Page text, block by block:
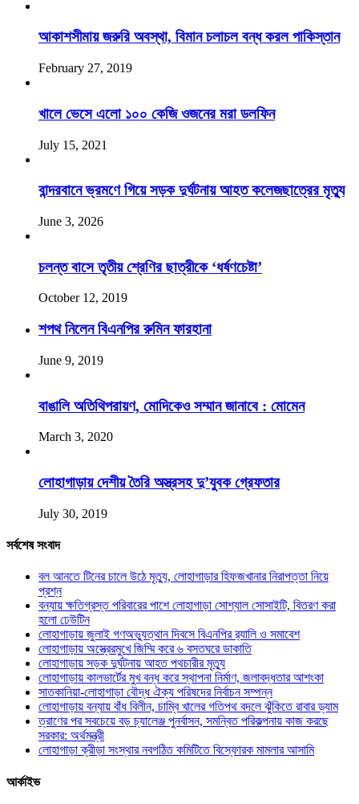
আকাশসীমায় জরুরি অবস্থা, বিমান চলাচল বন্ধ করল পাকিস্তান
February 27, 2019
খালে ভেসে এলো ১০০ কেজি ওজনের মরা ডলফিন
July 15, 2021
বান্দরবানে ভ্রমণে গিয়ে সড়ক দুর্ঘটনায় আহত কলেজছাত্রের মৃত্যু
June 3, 2026
চলন্ত বাসে তৃতীয় শ্রেণির ছাত্রীকে ‘ধর্ষণচেষ্টা’
October 12, 2019
শপথ নিলেন বিএনপির রুমিন ফারহানা
June 9, 2019
বাঙালি অতিথিপরায়ণ, মোদিকেও সম্মান জানাবে : মোমেন
March 3, 2020
লোহাগাড়ায় দেশীয় তৈরি অস্ত্রসহ দু’যুবক গ্রেফতার
July 30, 2019
সর্বশেষ সংবাদ
বল আনতে টিনের চালে উঠে মৃত্যু, লোহাগাড়ার হিফজখানার নিরাপত্তা নিয়ে
প্রশ্ন
বন্যায় ক্ষতিগ্রস্ত পরিবারের পাশে লোহাগাড়া সোশ্যাল সোসাইটি, বিতরণ করা
হলো ঢেউটিন
লোহাগাড়ায় জুলাই গণঅভ্যুত্থান দিবসে বিএনপির র‌্যালি ও সমাবেশ
লোহাগাড়ায় অস্ত্রেরমুখে জিম্মি করে ৬ বসতঘরে ডাকাতি
লোহাগাড়ায় সড়ক দুর্ঘটনায় আহত পথচারীর মৃত্যু
লোহাগাড়ায় কালভার্টের মুখ বন্ধ করে স্থাপনা নির্মাণ, জলাবদ্ধতার আশংকা
সাতকানিয়া-লোহাগাড়া বৌদ্ধ ঐক্য পরিষদের নির্বাচন সম্পন্ন
লোহাগাড়ায় বন্যায় বাঁধ বিলীন, চাম্বি খালের গতিপথ বদলে ঝুঁকিতে রাবার ড্যাম
ত্রাণের পর সবচেয়ে বড় চ্যালেঞ্জ পুনর্বাসন, সমন্বিত পরিকল্পনায় কাজ করছে
সরকার: অর্থমন্ত্রী
লোহাগাড়া ক্রীড়া সংস্থার নবগঠিত কমিটিতে বিস্ফোরক মামলার আসামি
আর্কাইভ